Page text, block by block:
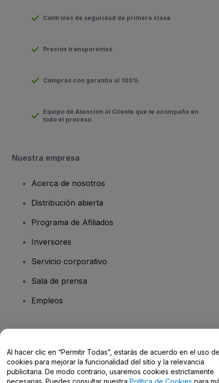
Controles de seguridad de primera clase
Precios transparentes
Compras con garantía al 100%
Equipo de Atención al Cliente que te acompaña en
todo el proceso
Nuestra empresa
Acerca de nosotros
Distribución abierta
Programa de Afiliados
Inversores
Servicio corporativo
Sala de prensa
Empleos
Centro de Ayuda / Contacto
Al hacer clic en “Permitir Todas”, estarás de acuerdo en el uso
cookies para mejorar la funcionalidad del sitio y la relevancia
publicitaria. De modo contrario, usaremos cookies estrictamente
necesarias. Puedes consultar nuestra Política de Cookies para